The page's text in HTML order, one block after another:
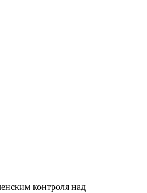
контроля над